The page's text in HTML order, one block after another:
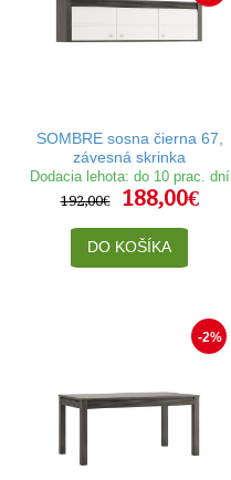
SOMBRE sosna čierna 67,
závesná skrinka
Dodacia lehota: do 10 prac. dní
192,00€
188,00€
DO KOŠÍKA
-2%